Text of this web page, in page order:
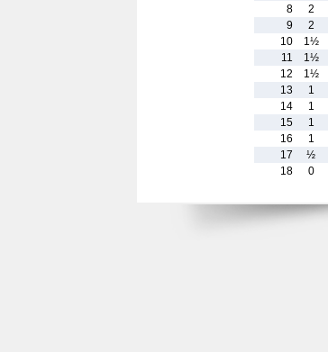
8
2
9
2
10
1½
11
1½
12
1½
13
1
14
1
15
1
16
1
17
½
18
0